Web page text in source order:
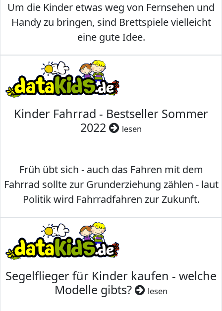
Um die Kinder etwas weg von Fernsehen und
Handy zu bringen, sind Brettspiele vielleicht
eine gute Idee.
Kinder Fahrrad - Bestseller Sommer
2022
lesen
Früh übt sich - auch das Fahren mit dem
Fahrrad sollte zur Grunderziehung zählen - laut
Politik wird Fahrradfahren zur Zukunft.
Segelflieger für Kinder kaufen - welche
Modelle gibts?
lesen